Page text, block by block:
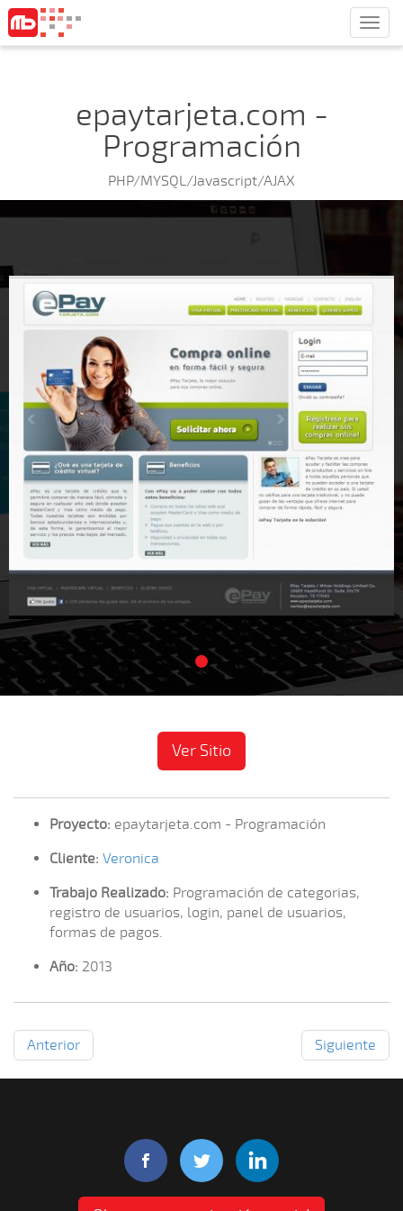
epaytarjeta.com -
Programación
PHP/MYSQL/Javascript/AJAX
Ver Sitio
Proyecto: epaytarjeta.com - Programación
Cliente: Veronica
Trabajo Realizado: Programación de categorias,
registro de usuarios, login, panel de usuarios,
formas de pagos.
Año: 2013
Anterior Siguiente